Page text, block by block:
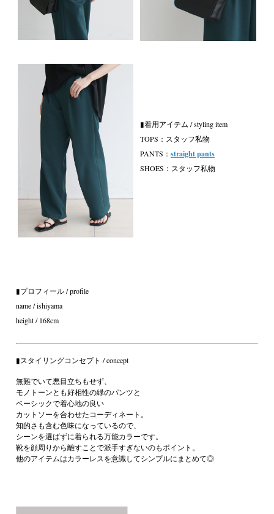
▮着用アイテム / styling item
TOPS：スタッフ私物
PANTS： straight pants
SHOES：スタッフ私物
▮プロフィール / profile
name / ishiyama
height / 168cm
▮スタイリングコンセプト / concept
無難でいて悪目立ちもせず、
モノトーンとも好相性の緑のパンツと
ベーシックで着心地の良い
カットソーを合わせたコーディネート。
知的さも含む色味になっているので、
シーンを選ばずに着られる万能カラーです。
靴を顔周りから離すことで派手すぎないのもポイント。
他のアイテムはカラーレスを意識してシンプルにまとめて◎